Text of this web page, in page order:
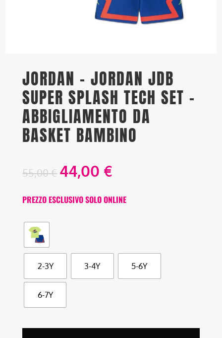
JORDAN – JORDAN JDB
SUPER SPLASH TECH SET –
ABBIGLIAMENTO DA
BASKET BAMBINO
55,00€ 44,00 €
PREZZO ESCLUSIVO SOLO ONLINE
2-3Y 3-4Y 5-6Y
6-7Y